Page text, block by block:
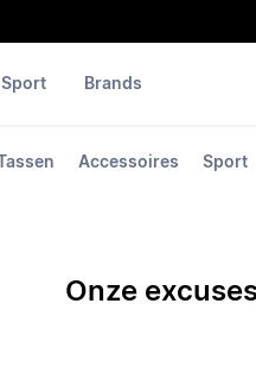
Tassen Accessoires Sport
Sport Brands
Onze